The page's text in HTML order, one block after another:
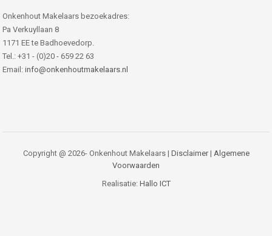
Onkenhout Makelaars bezoekadres:
Pa Verkuyllaan 8
1171 EE te Badhoevedorp.
Tel.: +31 - (0)20 - 659 22 63
Email: info@onkenhoutmakelaars.nl
Copyright @ 2026- Onkenhout Makelaars | Disclaimer| Algemene
Voorwaarden
Realisatie: Hallo ICT